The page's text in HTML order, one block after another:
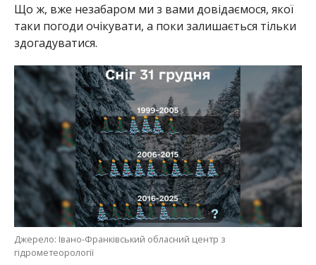
Що ж, вже незабаром ми з вами довідаємося, якої
таки погоди очікувати, а поки залишається тільки
здогадуватися.
Джерело: Івано-Франківський обласний центр з
гідрометеорології